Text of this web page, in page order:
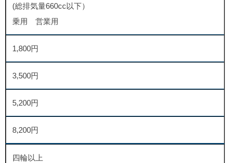
(総排気量660cc以下）
乗用 営業用
1,800円
3,500円
5,200円
8,200円
四輪以上